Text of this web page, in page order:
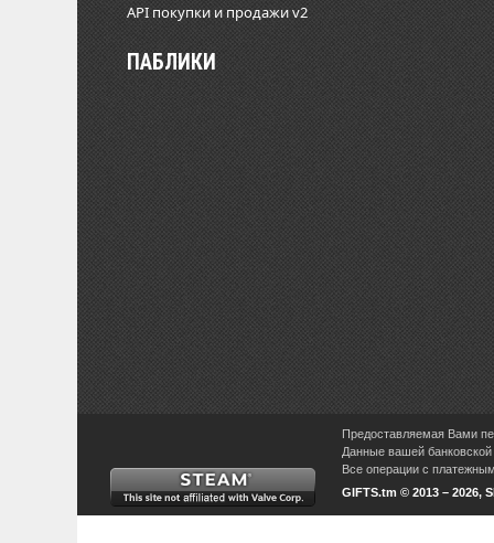
API покупки и продажи v2
ПАБЛИКИ
Предоставляемая Вами
Данные вашей
Все операции с
GIFTS.tm © 2013 – 2026,